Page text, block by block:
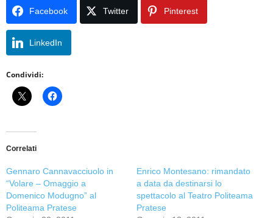
Facebook Twitter Pinterest
LinkedIn
Condividi:
Correlati
Gennaro Cannavacciuolo in
“Volare – Omaggio a
Domenico Modugno” al
Politeama Pratese
Enrico Montesano: rimandato
a data da destinarsi lo
spettacolo al Teatro Politeama
Pratese